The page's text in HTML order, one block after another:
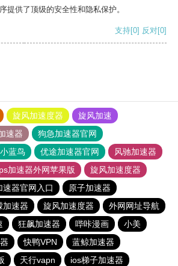
提供了顶级的安全性和隐私保护。
支持[0] 反对[0]
旋风加速度器
旋风加速
速器
狗急加速器官网
小蓝鸟 优途加速器官网
风驰加速器
加速器外网苹果版
旋风加速度器
速器官网入口
原子加速器
加速器 旋风加速度器
外网网址导航
狂飙加速器 哔咔漫画
小美
快鸭VPN
蓝鲸加速器
天行vapn
ios梯子加速器